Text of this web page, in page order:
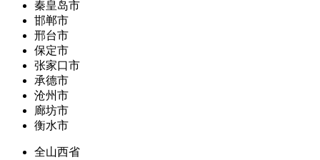
秦皇岛市
邯郸市
邢台市
保定市
张家口市
承德市
沧州市
廊坊市
衡水市
全山西省